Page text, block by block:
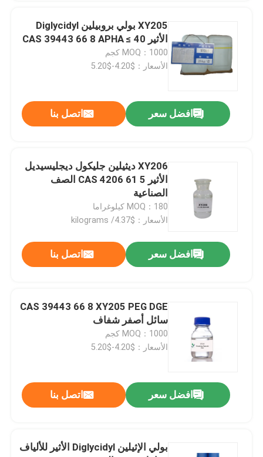
اتصل بنا
اطلب اقتباس
ألكيل جليسيديل الأثير
جليكول Diglycidyl الأثير
الايبوكسي رد الفعل المخفف
أثير فينيل غليسيديل
CAS 28768 32 3
أليل جليسيديل الأثير
مهدرج بيسفينول راتنجات الايبوكسي
XY205 بولي بروبيلين Diglycidyl
الأثير CAS 39443 66 8 APHA ≤ 40
MOQ：1000 كجم
الأسعار：$4.20-$5.20
افضل سعر اتصل بنا
XY206 ديثيلين جليكول ديجليسيديل
الأثير CAS 4206 61 5 الصف
الصناعية
MOQ：180 كيلوغراما
الأسعار：$4.37/ kilograms
افضل سعر اتصل بنا
CAS 39443 66 8 XY205 PEG DGE
سائل أصفر شفاف
MOQ：1000 كجم
الأسعار：$4.20-$5.20
افضل سعر اتصل بنا
بولي الإثيلين Diglycidyl الأثير للألياف